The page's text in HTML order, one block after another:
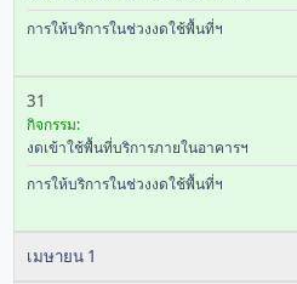
การให้บริการในช่วงงดใช้พื้นที่ฯ
31
กิจกรรม:
งดเข้าใช้พื้นที่บริการภายในอาคารฯ
การให้บริการในช่วงงดใช้พื้นที่ฯ
เมษายน 1